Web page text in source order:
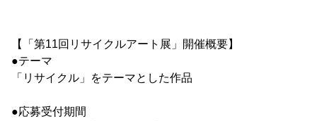
【「第11回リサイクルアート展」開催概要】
●テーマ
「リサイクル」をテーマとした作品
●応募受付期間